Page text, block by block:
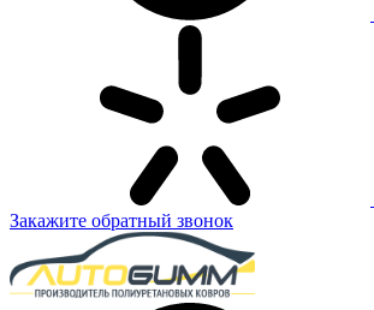
Закажите обратный звонок